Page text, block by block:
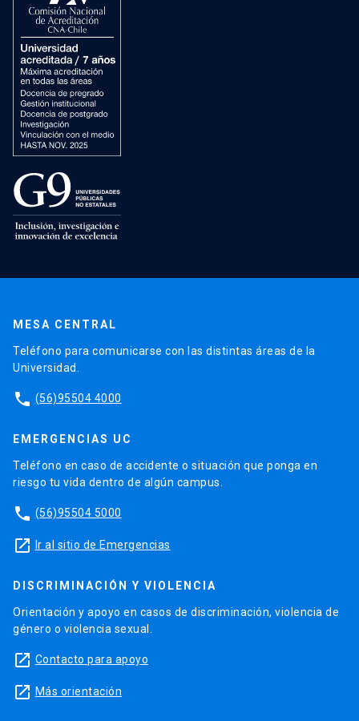
MESA CENTRAL
Teléfono para comunicarse con las distintas áreas de la
Universidad.
phone (56)95504 4000
EMERGENCIAS UC
Teléfono en caso de accidente o situación que ponga en
riesgo tu vida dentro de algún campus.
phone (56)95504 5000
launch Ir al sitio de Emergencias
DISCRIMINACIÓN Y VIOLENCIA
Orientación y apoyo en casos de discriminación, violencia de
género o violencia sexual.
launch Contacto para apoyo
launch Más orientación